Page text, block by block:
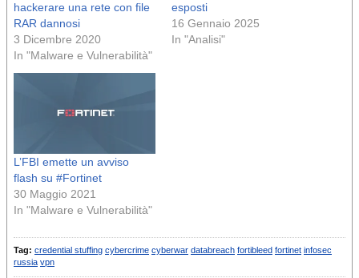
hackerare una rete con file
RAR dannosi
3 Dicembre 2020
In "Malware e Vulnerabilità"
esposti
16 Gennaio 2025
In "Analisi"
L’FBI emette un avviso
flash su #Fortinet
30 Maggio 2021
In "Malware e Vulnerabilità"
Tag: credential stuffing cybercrime cyberwar databreach fortibleed fortinet infosec
russia vpn